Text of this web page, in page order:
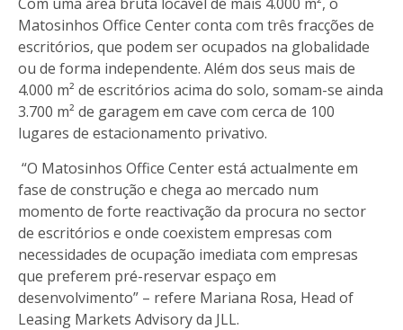
Matosinhos Office Center conta com três fracções de
escritórios, que podem ser ocupados na globalidade
ou de forma independente. Além dos seus mais de
4.000 m² de escritórios acima do solo, somam-se ainda
3.700 m² de garagem em cave com cerca de 100
lugares de estacionamento privativo.
“O Matosinhos Office Center está actualmente em
fase de construção e chega ao mercado num
momento de forte reactivação da procura no sector
de escritórios e onde coexistem empresas com
necessidades de ocupação imediata com empresas
que preferem pré-reservar espaço em
desenvolvimento” – refere Mariana Rosa, Head of
Leasing Markets Advisory da JLL.